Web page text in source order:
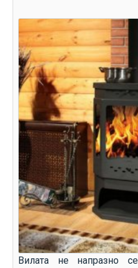
Вилата не напразно